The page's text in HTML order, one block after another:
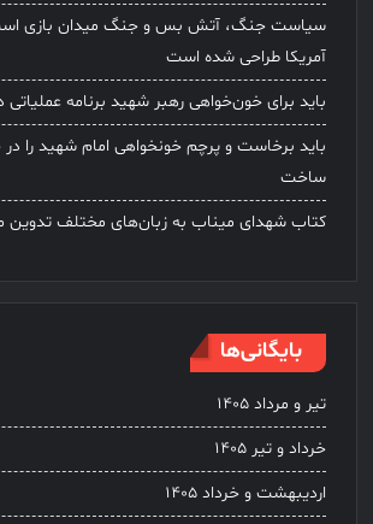
سیاست جنگ، آتش بس و جنگ میدان بازی
آمریکا طراحی شده است
باید برای خون‌خواهی رهبر شهید برنامه
باید برخاست و پرچم خونخواهی امام شهید را در
ساخت
کتاب شهدای میناب به زبان‌های مختلف تدوین
بایگانی‌ها
تیر و مرداد ۱۴۰۵
خرداد و تیر ۱۴۰۵
اردیبهشت و خرداد ۱۴۰۵